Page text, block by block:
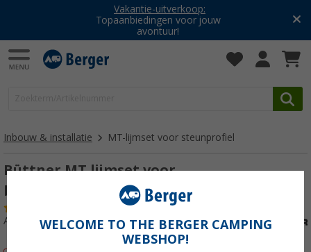
Vakantie-uitverkoop:
Topaanbiedingen voor jouw
avontuur!
Inbouw & installatie MT-lijmset voor steunprofiel
Büttner MT lijmset voor
bevestigingsprofielen voor 2 modules
Artikelnr: 212160WELCOME TO THE BERGER CAMPING
WEBSHOP!